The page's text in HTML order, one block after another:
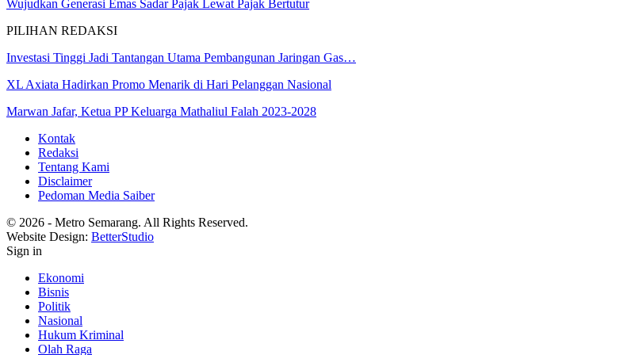
Wujudkan Generasi Emas Sadar Pajak Lewat Pajak Bertutur
PILIHAN REDAKSI
Investasi Tinggi Jadi Tantangan Utama Pembangunan Jaringan Gas…
XL Axiata Hadirkan Promo Menarik di Hari Pelanggan Nasional
Marwan Jafar, Ketua PP Keluarga Mathaliul Falah 2023-2028
Kontak
Redaksi
Tentang Kami
Disclaimer
Pedoman Media Saiber
© 2026 - Metro Semarang. All Rights Reserved.
Website Design: BetterStudio
Sign in
Ekonomi
Bisnis
Politik
Nasional
Hukum Kriminal
Olah Raga